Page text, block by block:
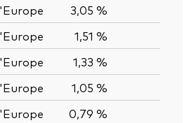
3,05 %
1,51 %
1,33 %
1,05 %
0,79 %